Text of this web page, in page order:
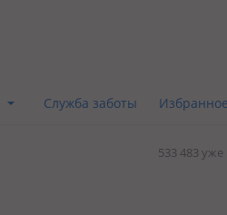
Служба заботы Избранное
533 483 уже